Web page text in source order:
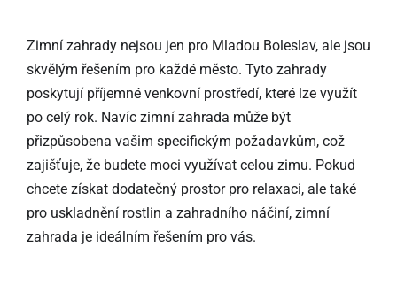
Zimní zahrady nejsou jen pro Mladou Boleslav, ale jsou
skvělým řešením pro každé město. Tyto zahrady
poskytují příjemné venkovní prostředí, které lze využít
po celý rok. Navíc zimní zahrada může být
přizpůsobena vašim specifickým požadavkům, což
zajišťuje, že budete moci využívat celou zimu. Pokud
chcete získat dodatečný prostor pro relaxaci, ale také
pro uskladnění rostlin a zahradního náčiní, zimní
zahrada je ideálním řešením pro vás.